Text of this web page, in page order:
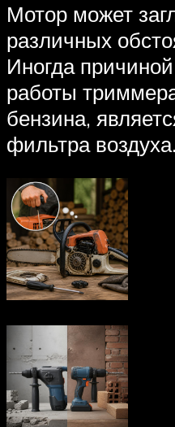
Мотор может
различных
Иногда
работы
бензина,
фильтра воздуха.